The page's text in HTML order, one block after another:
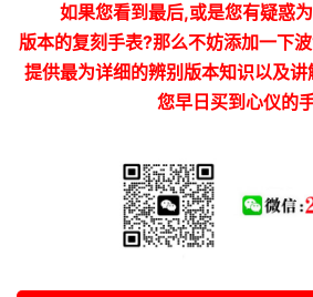
如果您看到最后,或是您有疑惑
版本的复刻手表?那么不妨添加一下
提供最为详细的辨别版本知识以及
您早日买到心仪的